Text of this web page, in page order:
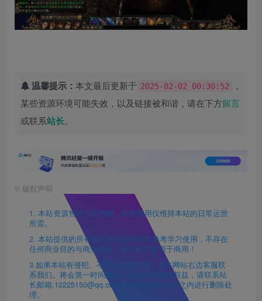
温馨提示： 本文最后更新于 2025-02-02 00:30:52
，
某些资源环境可能失效，以及链接被和谐，请在下方留言
或联系站长。
© 版权声明
1. 本站资源售价只是赞助，收取费用仅维持本站的日常运营
所需。
2. 本站提供的所有资源仅供本地单机参考学习使用，不存在
任何商业目的与商业用途，请大家不要用于商用！
3.如果本站有侵犯、不妥之处的资源，请在网站右边客服联
系我们。将会第一时间解决！若侵犯到您的权益，请联系站
长邮箱:12225150@qq.com 我们会在24h小时之内进行删除处
理。